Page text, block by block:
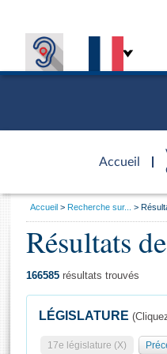
Accueil
d'accueil
Général
Vous
Accueil Recherche sur...
Résultats
166585 résultats trouvés
LÉGISLATURE
17e législature (X)